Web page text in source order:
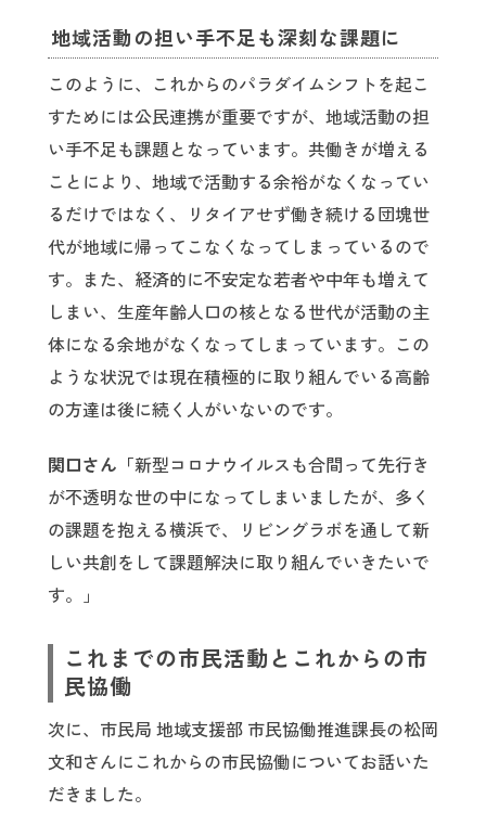
地域活動の担い手不足も深刻な課題に
このように、これからのパラダイムシフトを起こ
すためには公民連携が重要ですが、地域活動の担
い手不足も課題となっています。共働きが増える
ことにより、地域で活動する余裕がなくなってい
るだけではなく、リタイアせず働き続ける団塊世
代が地域に帰ってこなくなってしまっているので
す。また、経済的に不安定な若者や中年も増えて
しまい、生産年齢人口の核となる世代が活動の主
体になる余地がなくなってしまっています。この
ような状況では現在積極的に取り組んでいる高齢
の方達は後に続く人がいないのです。
関口さん「新型コロナウイルスも合間って先行き
が不透明な世の中になってしまいましたが、多く
の課題を抱える横浜で、リビングラボを通して新
しい共創をして課題解決に取り組んでいきたいで
す。」
これまでの市民活動とこれからの市
民協働
次に、市民局 地域支援部 市民協働推進課長の松岡
文和さんにこれからの市民協働についてお話いた
だきました。